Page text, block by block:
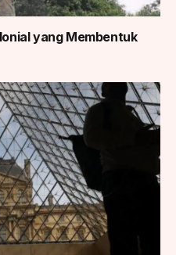
yang Membentuk